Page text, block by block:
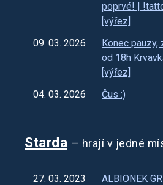
poprvé! |
[výřez]
09. 03. 2026
Konec pauzy,
od 18h
[výřez]
04. 03. 2026 Čus :)
Starda – hrají v jedné
27. 03. 2023
ALBIONEK